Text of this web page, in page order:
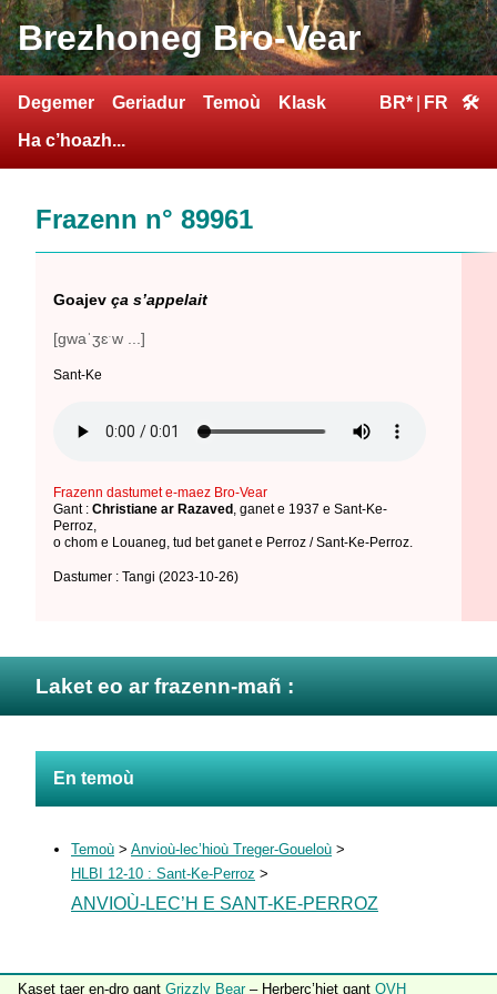
Brezhoneg Bro-Vear
Degemer Geriadur Temoù
Klask
Ha c’hoazh...
BR* FR 🛠
Frazenn n° 89961
Goajev ça s’appelait
[gwaˈʒɛˑw ...]
Sant-Ke
Frazenn dastumet e-maez Bro-Vear
Gant : Christiane ar Razaved
ganet e 1937 e Sant-Ke-
Perroz
o chom e Louaneg tud bet ganet e Perroz / Sant-Ke-Perroz
Dastumer : Tangi (2023-10-26)
Laket eo ar frazenn-mañ :
En temoù
Temoù > Anvioù-lec’hioù Treger-Goueloù >
HLBI 12-10 : Sant-Ke-Perroz >
ANVIOÙ-LEC’H E SANT-KE-PERROZ
Kaset taer en-dro gant Grizzly Bear– Herberc’hiet gant OVH